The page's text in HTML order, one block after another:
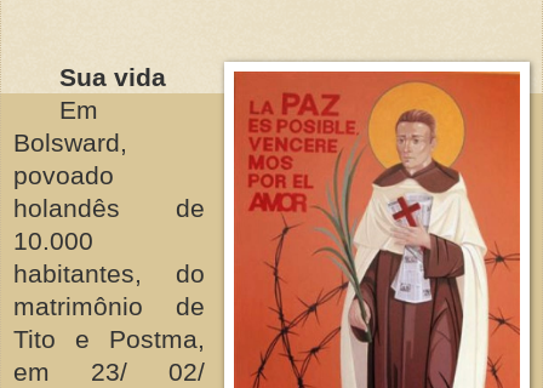
Sua vida
Em
Bolsward,
povoado
holandês de
10.000
habitantes, do
matrimônio de
Tito e Postma,
em 23/ 02/